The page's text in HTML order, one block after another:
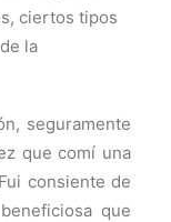
ciertos tipos
la
seguramente
que comí una
consiente de
que